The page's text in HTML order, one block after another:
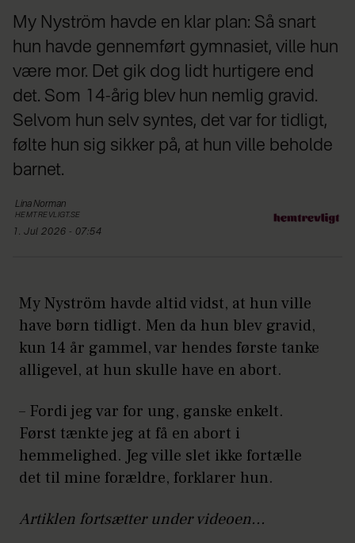
My Nyström havde en klar plan: Så snart
hun havde gennemført gymnasiet, ville hun
være mor. Det gik dog lidt hurtigere end
det. Som 14-årig blev hun nemlig gravid.
Selvom hun selv syntes, det var for tidligt,
følte hun sig sikker på, at hun ville beholde
barnet.
LinaNorman
HEMTREVLIGT.SE
1. Jul 2026 - 07:54
My Nyström havde altid vidst, at hun ville
have børn tidligt. Men da hun blev gravid,
kun 14 år gammel, var hendes første tanke
alligevel, at hun skulle have en abort.
– Fordi jeg var for ung, ganske enkelt.
Først tænkte jeg at få en abort i
hemmelighed. Jeg ville slet ikke fortælle
det til mine forældre, forklarer hun.
Artiklen fortsætter under videoen...